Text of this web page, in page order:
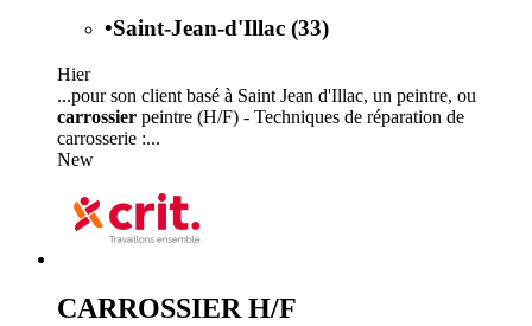
•Saint-Jean-d'Illac (33)
Hier
...pour son client basé à Saint Jean d'Illac, un peintre, ou
carrossier peintre (H/F) - Techniques de réparation de
carrosserie :...
New
CARROSSIER H/F